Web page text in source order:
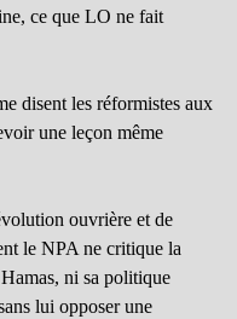
ce que LO ne fait
disent les réformistes aux
une leçon même
ouvrière et de
le NPA ne critique la
ni sa politique
lui opposer une